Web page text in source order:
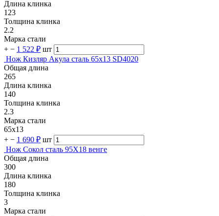
Длина клинка
123
Толщина клинка
2.2
Марка стали
+ − 1 522 ₽ шт
Нож Кизляр Акула сталь 65х13 SD4020
Общая длина
265
Длина клинка
140
Толщина клинка
2.3
Марка стали
65х13
+ − 1 690 ₽ шт
Нож Сокол сталь 95Х18 венге
Общая длина
300
Длина клинка
180
Толщина клинка
3
Марка стали